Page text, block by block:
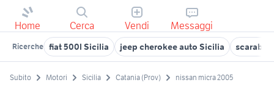
Home Cerca Vendi Messaggi
Ricerche fiat 500l Sicilia jeep cherokee auto Sicilia
Subito Motori Sicilia Catania (Prov) nissan micra 2005